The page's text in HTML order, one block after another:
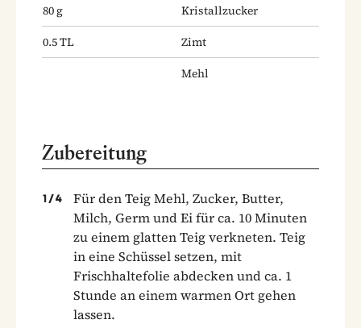
80g
Kristallzucker
0.5TL
Zimt
Mehl
Zubereitung
1 /4
Für den Teig Mehl, Zucker, Butter,
Milch, Germ und Ei für ca. 10 Minuten
zu einem glatten Teig verkneten. Teig
in eine Schüssel setzen, mit
Frischhaltefolie abdecken und ca. 1
Stunde an einem warmen Ort gehen
lassen.